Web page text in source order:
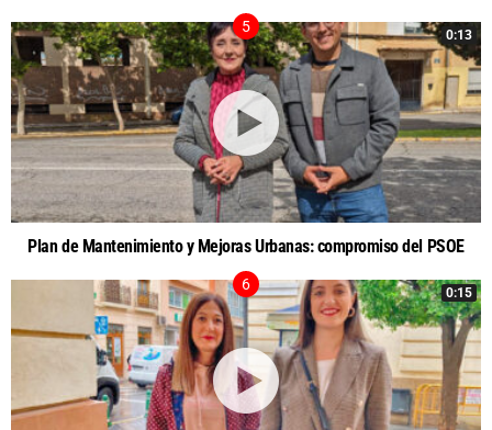
0:13
Plan de Mantenimiento y Mejoras Urbanas: compromiso del PSOE
0:15